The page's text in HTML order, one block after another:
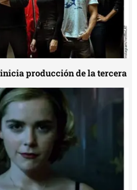
producción de la tercera